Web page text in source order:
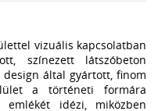
vizuális kapcsolatban
színezett látszóbeton
által gyártott, finom
a történeti formára
emlékét idézi, miközben